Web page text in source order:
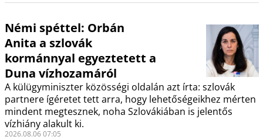
Némi spéttel: Orbán
Anita a szlovák
kormánnyal egyeztetett a
Duna vízhozamáról
A külügyminiszter közösségi oldalán azt írta: szlovák
partnere ígéretet tett arra, hogy lehetőségeikhez mérten
mindent megtesznek, noha Szlovákiában is jelentős
vízhiány alakult ki.
2026.08.06 07:05